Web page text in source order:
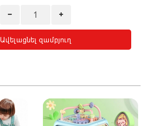
Ավելացնել զամբյուղ